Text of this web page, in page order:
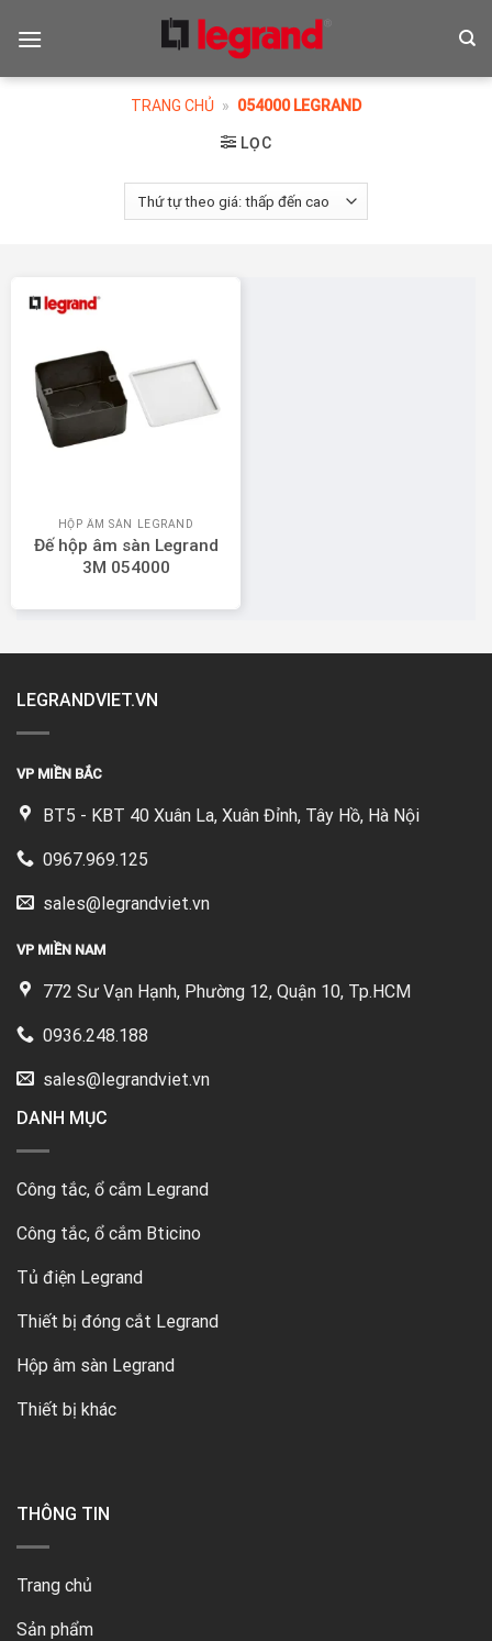
TRANG CHỦ » 054000 LEGRAND
LỌC
HỘP ÂM SÀN LEGRAND
Đế hộp âm sàn Legrand
3M 054000
LEGRANDVIET.VN
VP MIỀN BẮC
BT5 - KBT 40 Xuân La, Xuân Đỉnh, Tây Hồ, Hà Nội
0967.969.125
sales@legrandviet.vn
VP MIỀN NAM
772 Sư Vạn Hạnh, Phường 12, Quận 10, Tp.HCM
0936.248.188
sales@legrandviet.vn
DANH MỤC
Công tắc, ổ cắm Legrand
Công tắc, ổ cắm Bticino
Tủ điện Legrand
Thiết bị đóng cắt Legrand
Hộp âm sàn Legrand
Thiết bị khác
THÔNG TIN
Trang chủ
Sản phẩm